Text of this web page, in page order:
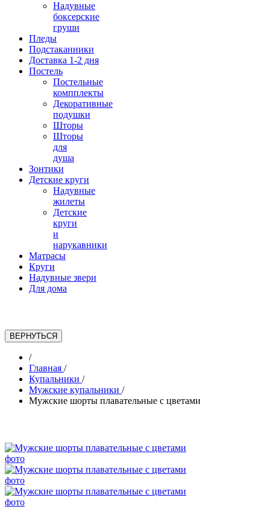
Надувные
боксерские
груши
Пледы
Подстаканники
Доставка 1-2 дня
Постель
Постельные
компплекты
Декоративные
подушки
Шторы
Шторы
для
душа
Зонтики
Детские круги
Надувные
жилеты
Детские
круги
и
нарукавники
Матрасы
Круги
Надувные звери
Для дома
/
Главная /
Купальники /
Мужские купальники /
Мужские шорты плавательные с цветами